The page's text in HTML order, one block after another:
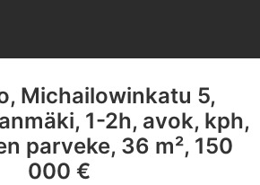
Michailowinkatu 5,
1-2h, avok, kph,
parveke, 36 m², 150
000 €